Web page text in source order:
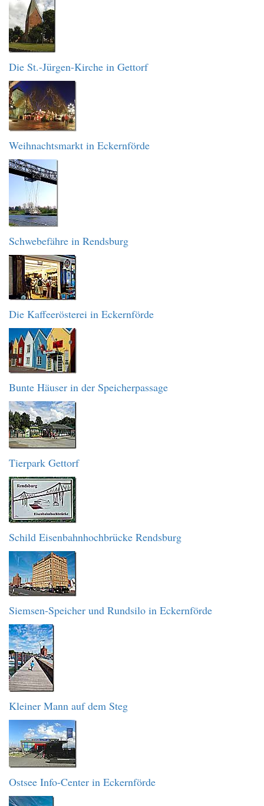
Die St.-Jürgen-Kirche in Gettorf
Weihnachtsmarkt in Eckernförde
Schwebefähre in Rendsburg
Die Kaffeerösterei in Eckernförde
Bunte Häuser in der Speicherpassage
Tierpark Gettorf
Schild Eisenbahnhochbrücke Rendsburg
Siemsen-Speicher und Rundsilo in Eckernförde
Kleiner Mann auf dem Steg
Ostsee Info-Center in Eckernförde